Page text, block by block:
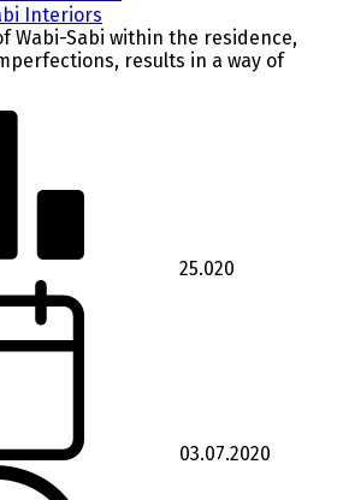
Interiors
Wabi-Sabi within the residence,
results in a way of
25.020
03.07.2020